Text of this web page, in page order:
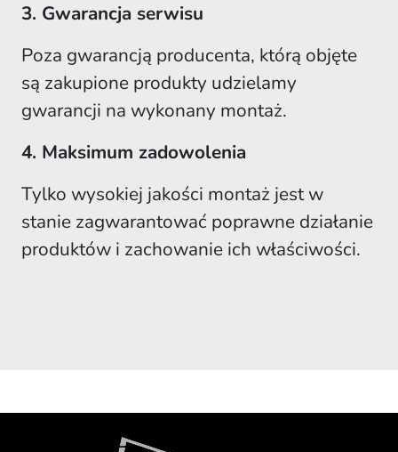
3. Gwarancja serwisu
Poza gwarancją producenta, którą objęte
są zakupione produkty udzielamy
gwarancji na wykonany montaż.
4. Maksimum zadowolenia
Tylko wysokiej jakości montaż jest w
stanie zagwarantować poprawne działanie
produktów i zachowanie ich właściwości.